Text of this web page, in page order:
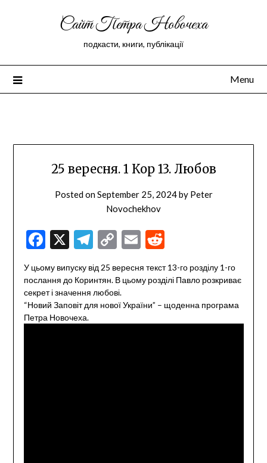
Сайт Петра Новочеха
подкасти, книги, публікації
Menu
25 вересня. 1 Кор 13. Любов
Posted onSeptember 25, 2024by Peter
Novochekhov
Facebook
X Telegram
Copy
EmailReddit
У цьому випуску від 25 вересня текст 13-го розділу 1-го
послання до Коринтян. В цьому розділі Павло розкриває
секрет і значення любові.
“Новий Заповіт для нової України” – щоденна програма
Петра Новочеха.